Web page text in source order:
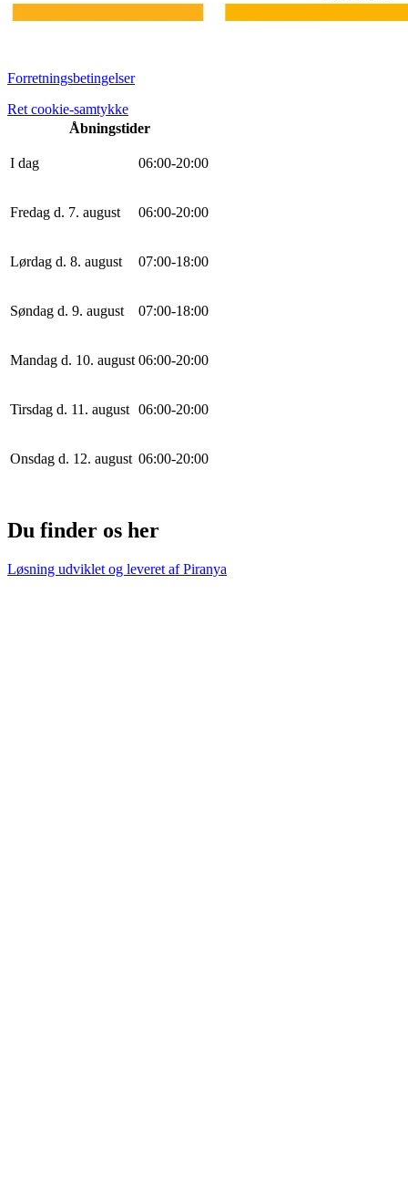
Forretningsbetingelser
Ret cookie-samtykke
Åbningstider
I dag 06:00-20:00
Fredag d. 7. august 06:00-20:00
Lørdag d. 8. august 07:00-18:00
Søndag d. 9. august 07:00-18:00
Mandag d. 10. august 06:00-20:00
Tirsdag d. 11. august 06:00-20:00
Onsdag d. 12. august 06:00-20:00
Du finder os her
Løsning udviklet og leveret afPiranya